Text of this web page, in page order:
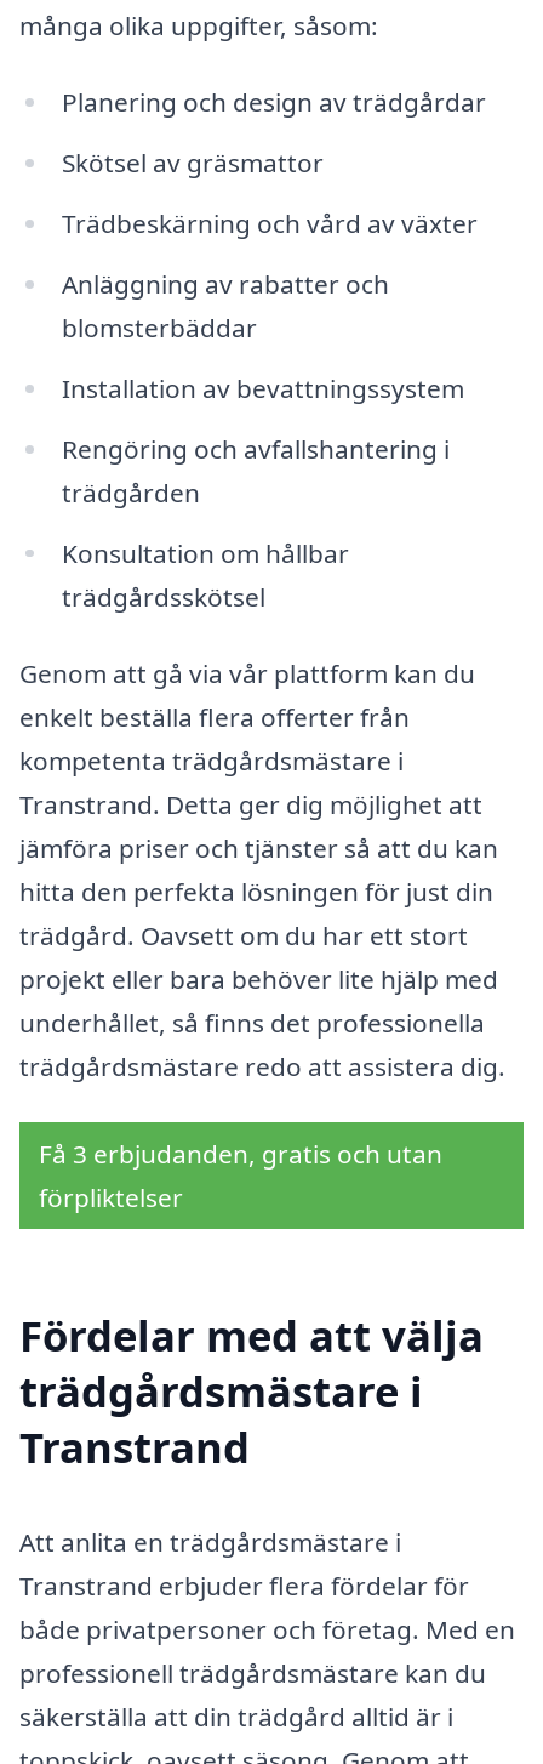
många olika uppgifter, såsom:
Planering och design av trädgårdar
Skötsel av gräsmattor
Trädbeskärning och vård av växter
Anläggning av rabatter och
blomsterbäddar
Installation av bevattningssystem
Rengöring och avfallshantering i
trädgården
Konsultation om hållbar
trädgårdsskötsel
Genom att gå via vår plattform kan du
enkelt beställa flera offerter från
kompetenta trädgårdsmästare i
Transtrand. Detta ger dig möjlighet att
jämföra priser och tjänster så att du kan
hitta den perfekta lösningen för just din
trädgård. Oavsett om du har ett stort
projekt eller bara behöver lite hjälp med
underhållet, så finns det professionella
trädgårdsmästare redo att assistera dig.
Få 3 erbjudanden, gratis och utan
förpliktelser
Fördelar med att välja
trädgårdsmästare i
Transtrand
Att anlita en trädgårdsmästare i
Transtrand erbjuder flera fördelar för
både privatpersoner och företag. Med en
professionell trädgårdsmästare kan du
säkerställa att din trädgård alltid är i